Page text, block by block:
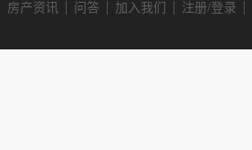
房产资讯 问答 加入我们 注册/登录